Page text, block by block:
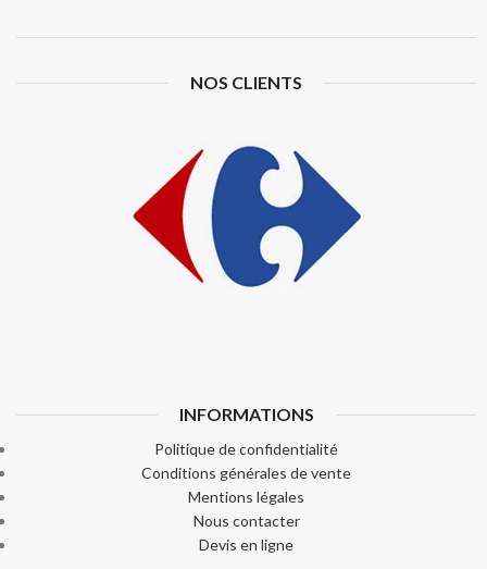
NOS CLIENTS
INFORMATIONS
Politique de confidentialité
Conditions générales de vente
Mentions légales
Nous contacter
Devis en ligne